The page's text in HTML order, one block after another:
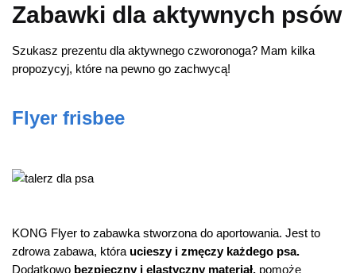
Zabawki dla aktywnych psów
Szukasz prezentu dla aktywnego czworonoga? Mam kilka
propozycyj, które na pewno go zachwycą!
Flyer frisbee
KONG Flyer to zabawka stworzona do aportowania. Jest to
zdrowa zabawa, która ucieszy i zmęczy każdego psa.
Dodatkowo bezpieczny i elastyczny materiał, pomoże